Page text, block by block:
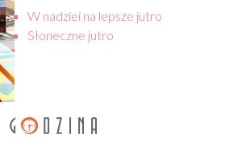
W nadziei na lepsze jutro
Słoneczne jutro